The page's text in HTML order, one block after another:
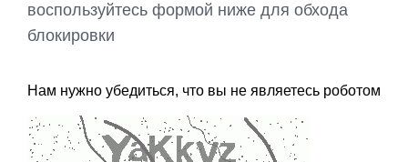
воспользуйтесь формой ниже для обхода
блокировки
Нам нужно убедиться, что вы не являетесь роботом